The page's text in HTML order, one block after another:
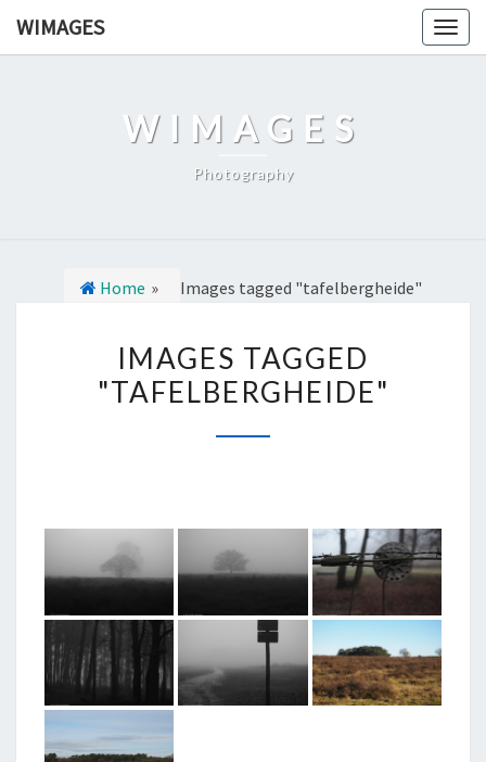
GaWIMAGES
WIMAGES
Photography
Home » Images tagged "tafelbergheide"
M
A
G
IMAGES TAGGED
"TAFELBERGHEIDE"